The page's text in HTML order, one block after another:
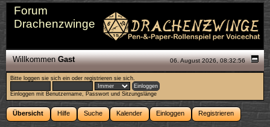
Forum
Drachenzwinge
06. August 2026, 08:32:56
WillkommenGast
Bitte loggen sie sich ein oderregistrieren sie sich.
Einloggen mit Benutzername, Passwort und Sitzungslänge
Übersicht Hilfe Suche Kalender Einloggen Registrieren